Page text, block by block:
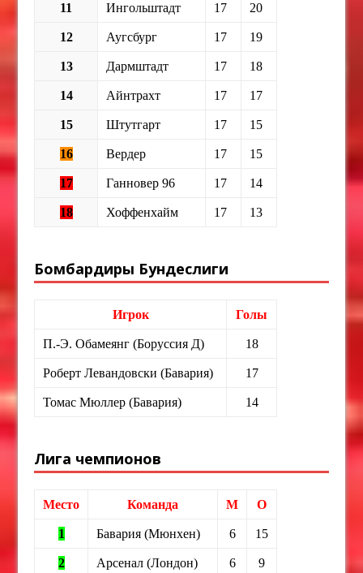
11 Ингольштадт 17 20
12 Аугсбург 17 19
13 Дармштадт 17 18
14 Айнтрахт 17 17
15 Штутгарт 17 15
16 Вердер 17 15
17 Ганновер 96 17 14
18 Хоффенхайм 17 13
Бомбардиры Бундеслиги
Игрок Голы
П.-Э. Обамеянг (Боруссия Д) 18
Роберт Левандовски (Бавария) 17
Томас Мюллер (Бавария) 14
Лига чемпионов
Место Команда М О
1 Бавария (Мюнхен) 6 15
2 Арсенал (Лондон) 6 9